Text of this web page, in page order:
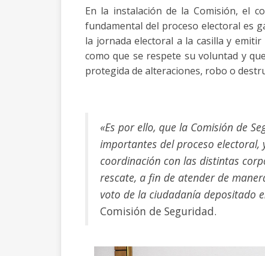
En la instalación de la Comisión, el
fundamental del proceso electoral es
la jornada electoral a la casilla y
como que se respete su voluntad y
protegida de alteraciones, robo o
«Es por ello, que la Comisión de
importantes del proceso electoral,
coordinación con las distintas
rescate, a fin de atender de
voto de la ciudadanía depositado
Comisión de Seguridad.